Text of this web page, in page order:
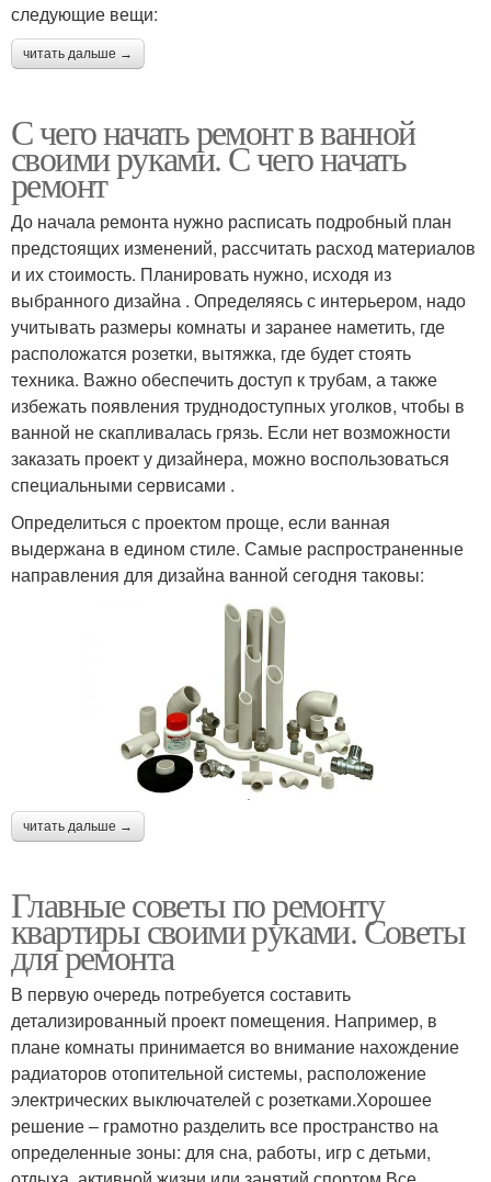
следующие вещи:
читать дальше →
С чего начать ремонт в ванной
своими руками. С чего начать
ремонт
До начала ремонта нужно расписать подробный план
предстоящих изменений, рассчитать расход материалов
и их стоимость. Планировать нужно, исходя из
выбранного дизайна . Определяясь с интерьером, надо
учитывать размеры комнаты и заранее наметить, где
расположатся розетки, вытяжка, где будет стоять
техника. Важно обеспечить доступ к трубам, а также
избежать появления труднодоступных уголков, чтобы в
ванной не скапливалась грязь. Если нет возможности
заказать проект у дизайнера, можно воспользоваться
специальными сервисами .
Определиться с проектом проще, если ванная
выдержана в едином стиле. Самые распространенные
направления для дизайна ванной сегодня таковы:
читать дальше →
Главные советы по ремонту
квартиры своими руками. Советы
для ремонта
В первую очередь потребуется составить
детализированный проект помещения. Например, в
плане комнаты принимается во внимание нахождение
радиаторов отопительной системы, расположение
электрических выключателей с розетками.Хорошее
решение – грамотно разделить все пространство на
определенные зоны: для сна, работы, игр с детьми,